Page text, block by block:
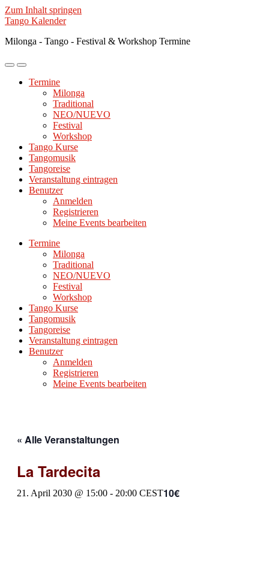
Zum Inhalt springen
Tango Kalender
Milonga - Tango - Festival & Workshop Termine
Mobile-
ein-/ausblenden
Suchfeld
ein-/ausblenden
Termine
Milonga
Traditional
NEO/NUEVO
Festival
Workshop
Tango Kurse
Tangomusik
Tangoreise
Veranstaltung eintragen
Benutzer
Anmelden
Registrieren
Meine Events bearbeiten
Termine
Milonga
Traditional
NEO/NUEVO
Festival
Workshop
Tango Kurse
Tangomusik
Tangoreise
Veranstaltung eintragen
Benutzer
Anmelden
Registrieren
Meine Events bearbeiten
« Alle Veranstaltungen
La Tardecita
21. April 2030 @ 15:00 - 20:00 CEST10€